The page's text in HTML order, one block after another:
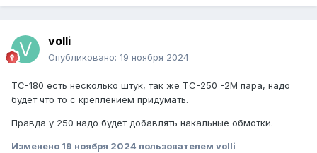
volli
Опубликовано: 19 ноября 2024
ТС-180 есть несколько штук, так же ТС-250 -2М пара, надо
будет что то с креплением придумать.
Правда у 250 надо будет добавлять накальные обмотки.
Изменено 19 ноября 2024 пользователем volli